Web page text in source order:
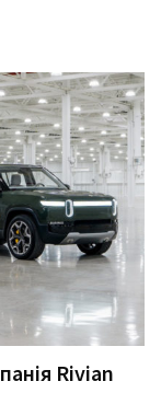
Rivian